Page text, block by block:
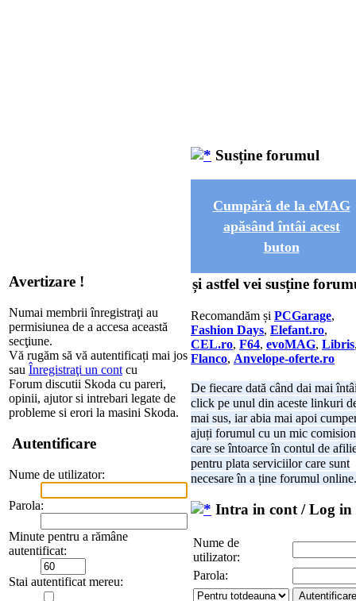
Avertizare !
Numai membrii înregistraţi au
permisiunea de a accesa această
secţiune.
Vă rugăm să vă autentificați mai jos
sau Înregistraţi un cont cu
Forum discutii Skoda cu pareri,
opinii, ajutor si intrebari legate de
probleme si erori la masini Skoda.
Autentificare
Nume de utilizator:
Parola:
Minute pentru a rămâne
autentificat:
Stai autentificat mereu:
Susține forumul
Cumpără de la eMAG
apăsând întâi acest
buton
și astfel vei susține
Recomandăm și PCGarage,
Fashion Days, Elefant.ro,
CEL.ro, F64, evoMAG, Libris
Flanco, Anvelope-oferte.ro
De fiecare dată când dai mai
click pe unul din aceste linkuri
mai sus, iar abia mai apoi
ajuți forumul cu un mic comision
care se întoarce în contul de
pentru plata serviciilor care sunt
necesare în a ține forumul online.
Intra in cont / Log in
Nume de
utilizator:
Parola: